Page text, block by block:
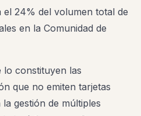
24% del volumen total de
en la Comunidad de
lo constituyen las
que no emiten tarjetas
gestión de múltiples